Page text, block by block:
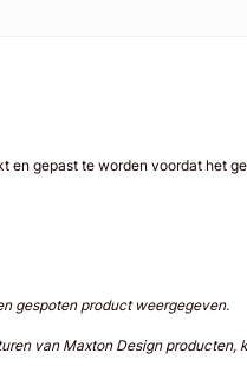
en gepast te worden voordat het
gespoten product weergegeven.
van Maxton Design producten,